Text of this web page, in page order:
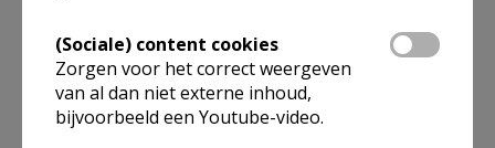
(Sociale) content cookies
Zorgen voor het correct weergeven
van al dan niet externe inhoud,
bijvoorbeeld een Youtube-video.